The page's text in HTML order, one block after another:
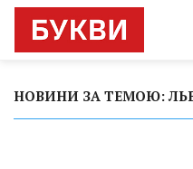
НОВИНИ ЗА ТЕМОЮ: